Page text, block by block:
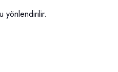
yönlendirilir.